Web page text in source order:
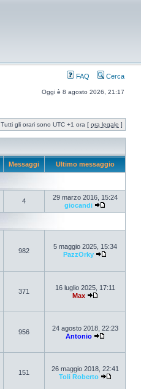
FAQ Cerca
Oggi è 8 agosto 2026, 21:17
Tutti gli orari sono UTC +1 ora [ ora legale ]
Messaggi Ultimo messaggio
4
29 marzo 2016, 15:24
giocandi
982
5 maggio 2025, 15:34
PazzOrky
371
16 luglio 2025, 17:11
Max
956
24 agosto 2018, 22:23
Antonio
151
26 maggio 2018, 22:41
Toli Roberto